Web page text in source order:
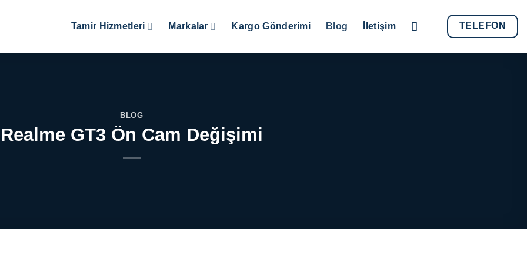
Tamir Hizmetleri Markalar Kargo Gönderimi Blog İletişim TELEFON
BLOG
Realme GT3 Ön Cam Değişimi